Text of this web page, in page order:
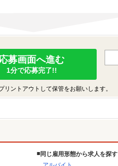
募画面へ進む
1分で応募完了!!
ントアウトして保管をお願いします。
同じ雇用形態から求人を探す